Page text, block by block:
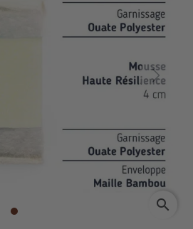
Next
search